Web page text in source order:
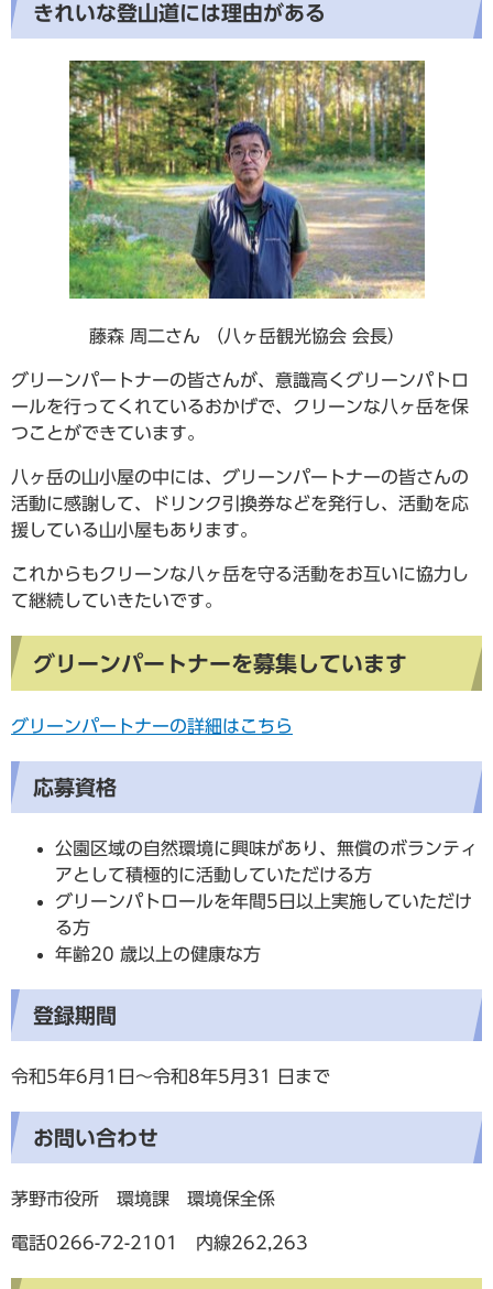
きれいな登山道には理由がある
藤森 周二さん （八ヶ岳観光協会 会長）
グリーンパートナーの皆さんが、意識高くグリーンパトロ
ールを行ってくれているおかげで、クリーンな八ヶ岳を保
つことができています。
八ヶ岳の山小屋の中には、グリーンパートナーの皆さんの
活動に感謝して、ドリンク引換券などを発行し、活動を応
援している山小屋もあります。
これからもクリーンな八ヶ岳を守る活動をお互いに協力し
て継続していきたいです。
グリーンパートナーを募集しています
グリーンパートナーの詳細はこちら
応募資格
公園区域の自然環境に興味があり、無償のボランティ
アとして積極的に活動していただける方
グリーンパトロールを年間5日以上実施していただけ
る方
年齢20 歳以上の健康な方
登録期間
令和5年6月1日～令和8年5月31 日まで
お問い合わせ
茅野市役所 環境課 環境保全係
電話0266-72-2101 内線262,263